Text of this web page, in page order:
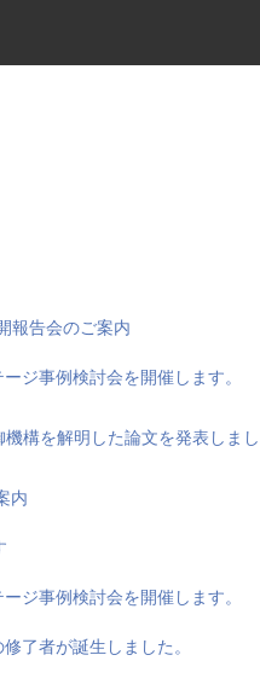
報告会のご案内
ジ事例検討会を開催します。
構を解明した論文を発表しまし
内
ジ事例検討会を開催します。
了者が誕生しました。